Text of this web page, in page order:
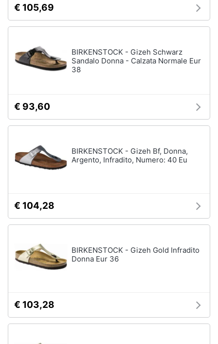
€ 105,69
BIRKENSTOCK - Gizeh Schwarz
Sandalo Donna - Calzata Normale Eur
38
€ 93,60
BIRKENSTOCK - Gizeh Bf, Donna,
Argento, Infradito, Numero: 40 Eu
€ 104,28
BIRKENSTOCK - Gizeh Gold Infradito
Donna Eur 36
€ 103,28